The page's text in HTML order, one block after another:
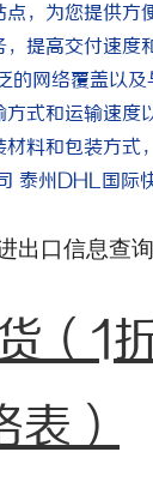
，为您提供方
提高交付速度
网络覆盖以及
式和运输速度
料和包装方式
泰州DHL国际
出口信息查
（1
表）